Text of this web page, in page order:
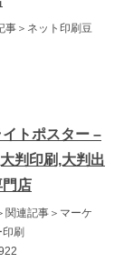
事＞ネット印刷豆
トポスター –
判印刷,大判出
店
関連記事＞マーケ
刷